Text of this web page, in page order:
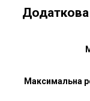
Додаткова
Максимальна